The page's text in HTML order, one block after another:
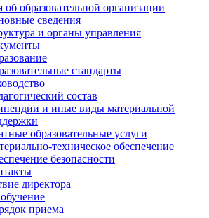
об образовательной организации
сведения
и органы управления
стандарты
состав
и иные виды материальной
образовательные услуги
техническое обеспечение
безопасности
директора
приема